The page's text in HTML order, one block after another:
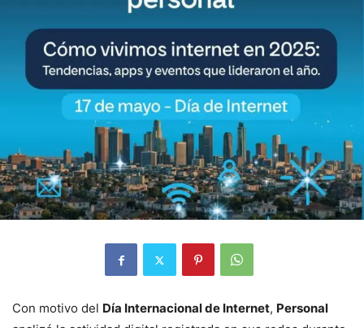
Con motivo del Día Internacional de Internet, Personal